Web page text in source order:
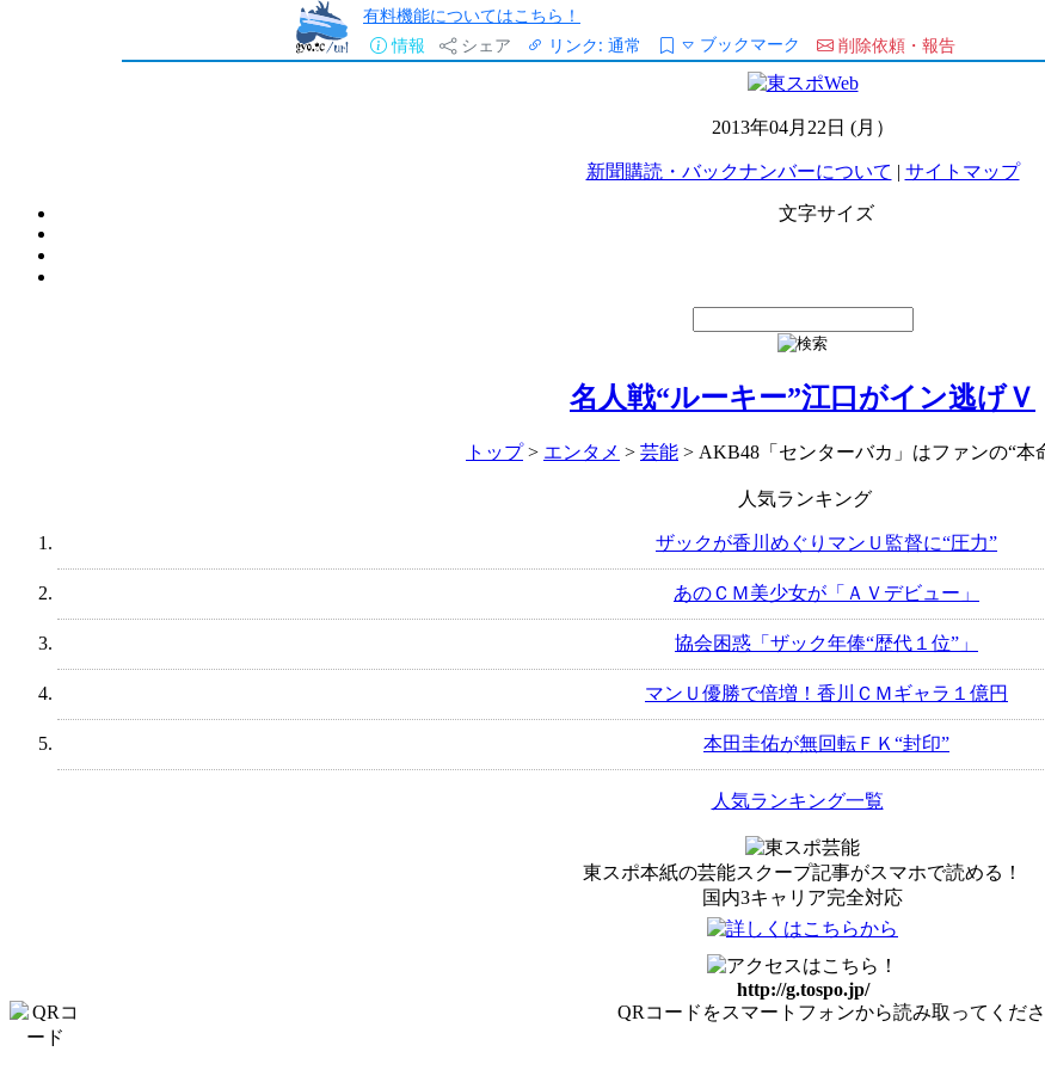
有料機能についてはこちら！
情報
シェア リンク: 通常 ブックマーク 削除依頼・報告